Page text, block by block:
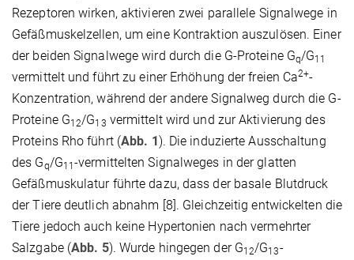
Rezeptoren wirken, aktivieren zwei parallele Signalwege in
Gefäßmuskelzellen, um eine Kontraktion auszulösen. Einer
der beiden Signalwege wird durch die G-Proteine Gq/G11
vermittelt und führt zu einer Erhöhung der freien Ca2+-
Konzentration, während der andere Signalweg durch die G-
Proteine G12/G13 vermittelt wird und zur Aktivierung des
Proteins Rho führt (Abb. 1). Die induzierte Ausschaltung
des Gq/G11-vermittelten Signalweges in der glatten
Gefäßmuskulatur führte dazu, dass der basale Blutdruck
der Tiere deutlich abnahm [8]. Gleichzeitig entwickelten die
Tiere jedoch auch keine Hypertonien nach vermehrter
Salzgabe (Abb. 5). Wurde hingegen der G12/G13-